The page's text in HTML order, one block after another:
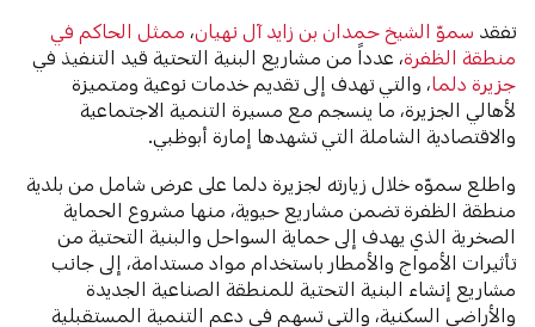
تفقد سموّ الشيخ حمدان بن زايد آل نهيان، ممثل الحاكم في
منطقة الظفرة، عدداً من مشاريع البنية التحتية قيد التنفيذ في
جزيرة دلما، والتي تهدف إلى تقديم خدمات نوعية ومتميزة
لأهالي الجزيرة، ما ينسجم مع مسيرة التنمية الاجتماعية
والاقتصادية الشاملة التي تشهدها إمارة أبوظبي.
واطلع سموّه خلال زيارته لجزيرة دلما على عرض شامل من بلدية
منطقة الظفرة تضمن مشاريع حيوية، منها مشروع الحماية
الصخرية الذي يهدف إلى حماية السواحل والبنية التحتية من
تأثيرات الأمواج والأمطار باستخدام مواد مستدامة، إلى جانب
مشاريع إنشاء البنية التحتية للمنطقة الصناعية الجديدة
والأراضي السكنية، والتي تسهم في دعم التنمية المستقبلية